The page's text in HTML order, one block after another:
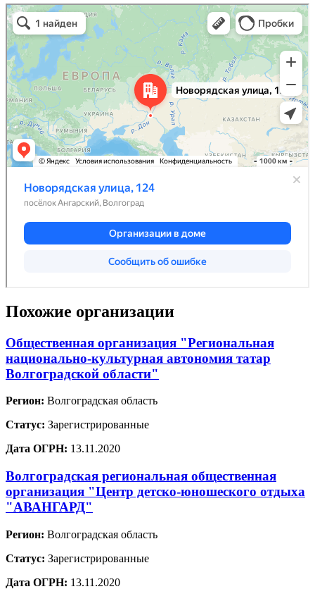
Похожие организации
Общественная организация "Региональная
национально-культурная автономия татар
Волгоградской области"
Регион: Волгоградская область
Статус: Зарегистрированные
Дата ОГРН: 13.11.2020
Волгоградская региональная общественная
организация "Центр детско-юношеского отдыха
"АВАНГАРД"
Регион: Волгоградская область
Статус: Зарегистрированные
Дата ОГРН: 13.11.2020